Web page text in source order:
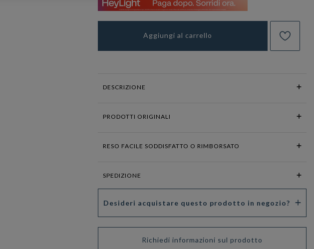
Aggiungi al carrello
DESCRIZIONE
PRODOTTI ORIGINALI
RESO FACILE SODDISFATTO O RIMBORSATO
SPEDIZIONE
Desideri acquistare questo prodotto in negozio?
Richiedi informazioni sul prodotto